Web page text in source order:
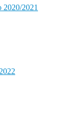
2020/2021